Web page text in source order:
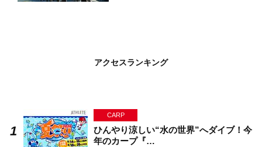
アクセスランキング
CARP
ひんやり涼しい“水の世界”へダイブ！今
年のカープ『…